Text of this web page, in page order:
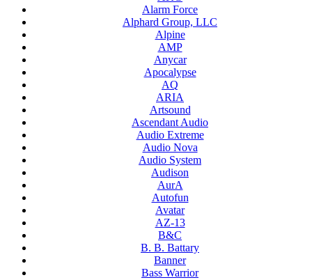
Alarm Force
Alphard Group, LLC
Alpine
AMP
Anycar
Apocalypse
AQ
ARIA
Artsound
Ascendant Audio
Audio Extreme
Audio Nova
Audio System
Audison
AurA
Autofun
Avatar
AZ-13
B&C
B. B. Battary
Banner
Bass Warrior